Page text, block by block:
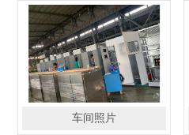
车间照片